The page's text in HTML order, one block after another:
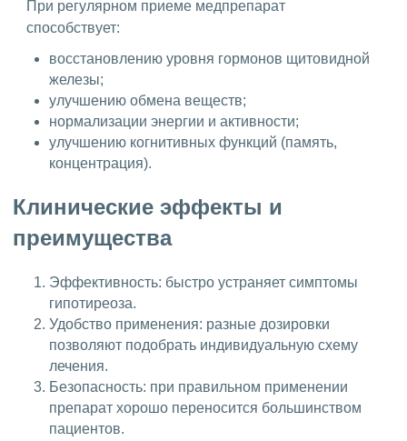
При регулярном приеме медпрепарат
способствует:
восстановлению уровня гормонов щитовидной
железы;
улучшению обмена веществ;
нормализации энергии и активности;
улучшению когнитивных функций (память,
концентрация).
Клинические эффекты и
преимущества
Эффективность: быстро устраняет симптомы
гипотиреоза.
Удобство применения: разные дозировки
позволяют подобрать индивидуальную схему
лечения.
Безопасность: при правильном применении
препарат хорошо переносится большинством
пациентов.